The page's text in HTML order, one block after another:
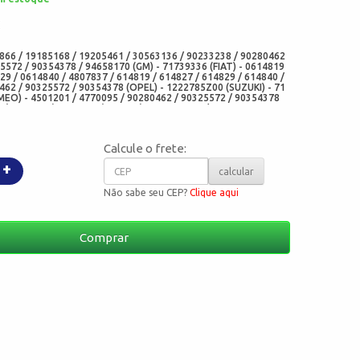
/ 19185168 / 19205461 / 30563136 / 90233238 / 90280462
/ 90354378 / 94658170 (GM) - 71739336 (FIAT) - 0614819
/ 0614840 / 4807837 / 614819 / 614827 / 614829 / 614840 /
/ 90325572 / 90354378 (OPEL) - 1222785Z00 (SUZUKI) - 71
- 4501201 / 4770095 / 90280462 / 90325572 / 90354378
(DAEWOO) - JV1705 (VICTOR) - 812729410 / 813822900
/ UH5198E (NOK) - 35836 (SKF / CR SEAL) - 710237 (TIMKEN)
- 12014523B / 20033412B (CORTECO FREUDENBERG) -
BRAGF (SABO) - 694770 / 694.770 / 441.170 / 441170
/ 6096(ARCA RETENTORES) - 3172V (CORTECO BRASIL) -
+
Calcule o frete:
calcular
Não sabe seu CEP?Clique aqui
Comprar